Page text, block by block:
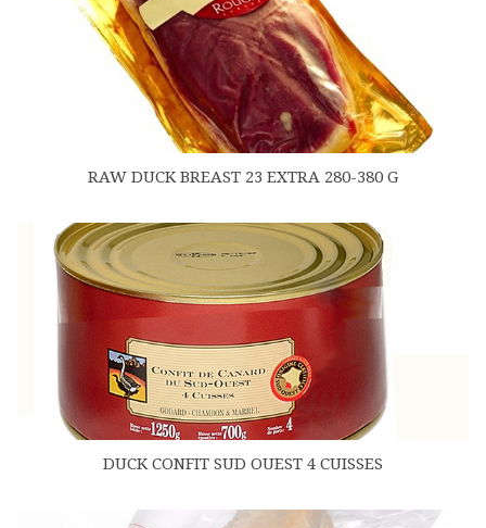
RAW DUCK BREAST 23 EXTRA 280-380 G
DUCK CONFIT SUD OUEST 4 CUISSES